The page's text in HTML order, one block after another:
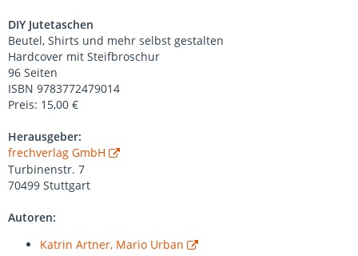
DIY Jutetaschen
Beutel, Shirts und mehr selbst gestalten
Hardcover mit Steifbroschur
96 Seiten
ISBN 9783772479014
Preis: 15,00 €
Herausgeber:
frechverlag GmbH
Turbinenstr. 7
70499 Stuttgart
Autoren:
Katrin Artner, Mario Urban